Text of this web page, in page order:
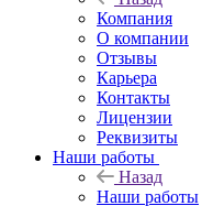
Компания
О компании
Отзывы
Карьера
Контакты
Лицензии
Реквизиты
Наши работы
Назад
Наши работы